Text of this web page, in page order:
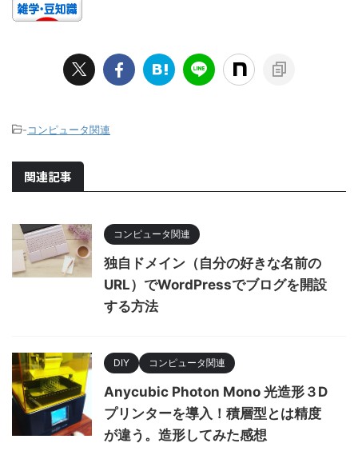
-コンピュータ関連
関連記事
コンピュータ関連
独自ドメイン（自分の好きな名前の
URL）でWordPressでブログを開設
する方法
DIY コンピュータ関連
Anycubic Photon Mono 光造形３D
プリンターを導入！積層型とは精度
が違う。造形してみた感想